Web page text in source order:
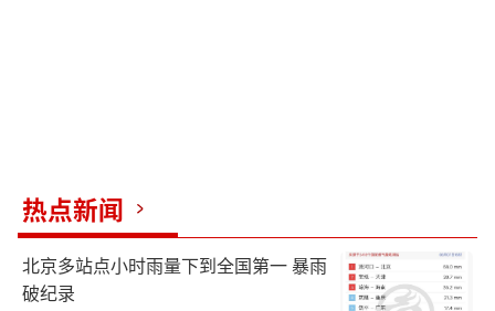
热点新闻
北京多站点小时雨量下到全国第一 暴雨
破纪录